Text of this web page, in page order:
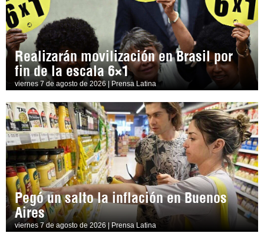
Realizarán movilización en Brasil por
fin de la escala 6×1
viernes 7 de agosto de 2026 | Prensa Latina
Pegó un salto la inflación en Buenos
Aires
viernes 7 de agosto de 2026 | Prensa Latina